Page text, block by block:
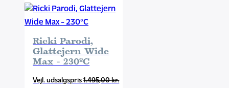
pris
er:
448,50 kr..
Ricki Parodi,
Glattejern Wide
Max - 230ºC
1.495,00kr.Den